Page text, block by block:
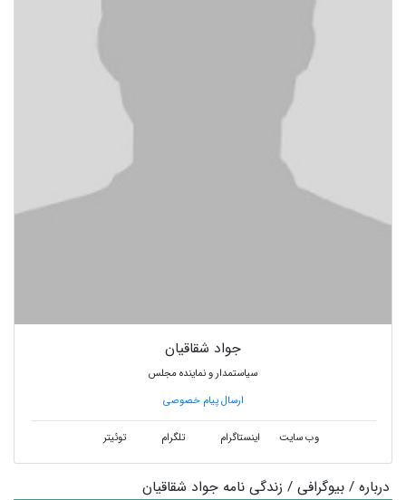
جواد شقاقیان
سیاستمدار و نماینده مجلس
ارسال پیام خصوصی
وب سایت اینستاگرام تلگرام توئیتر
درباره / بیوگرافی / زندگی نامه جواد شقاقیان